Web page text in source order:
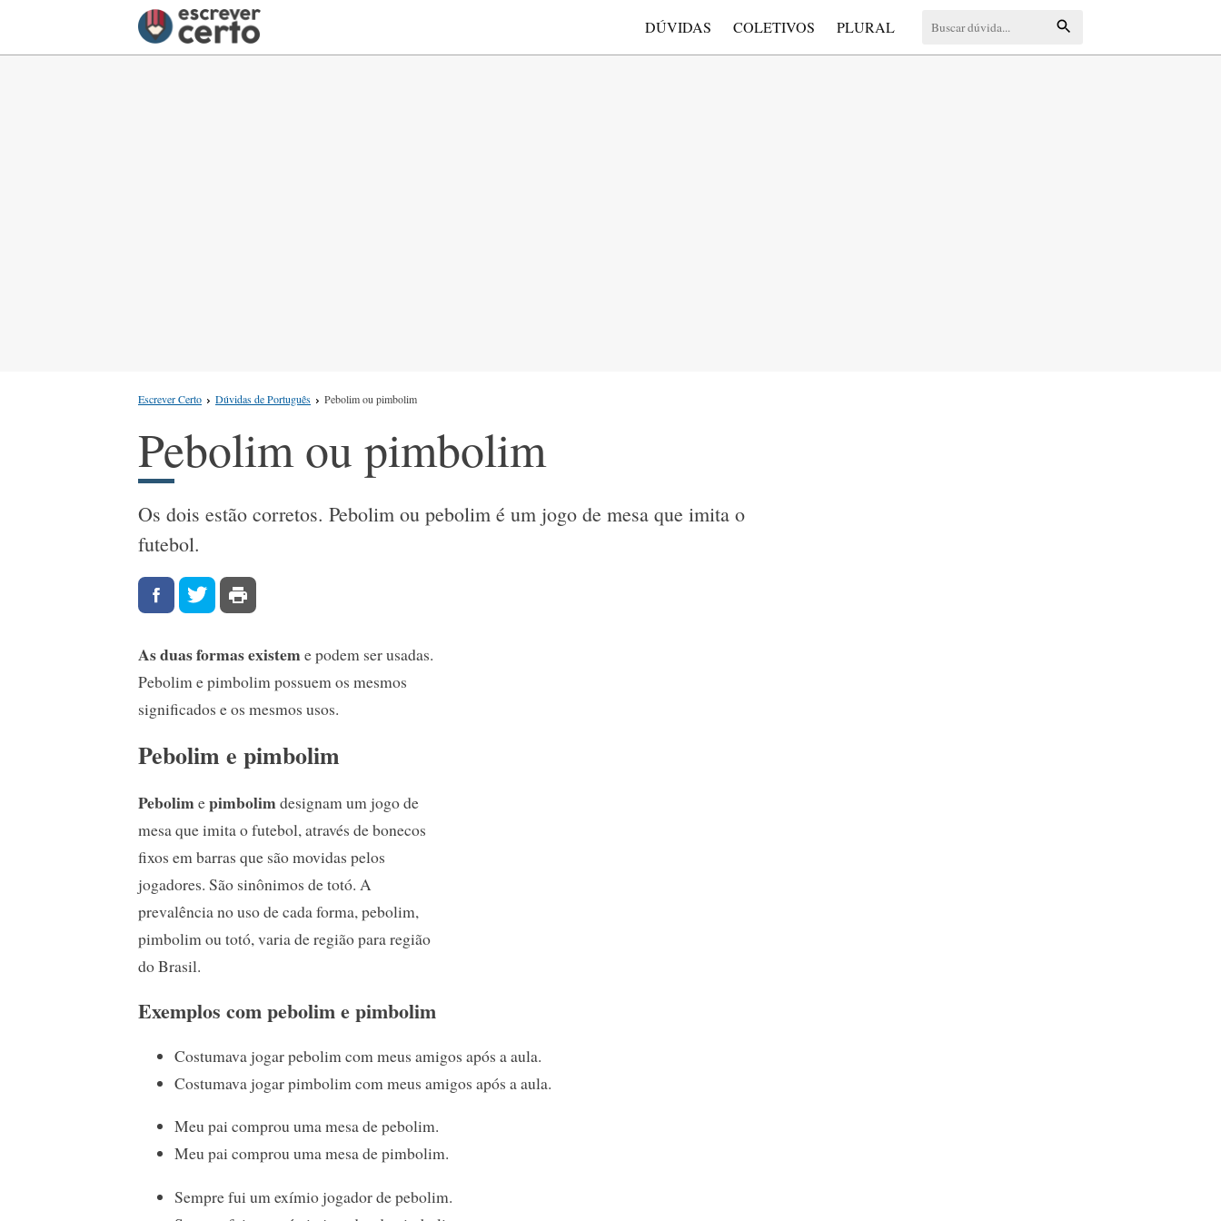
DÚVIDAS COLETIVOS PLURAL
Escrever Certo Dúvidas de Português Pebolim ou pimbolim
Pebolim ou pimbolim
Os dois estão corretos. Pebolim ou pebolim é um jogo de mesa que imita o
futebol.
As duas formas existeme podem ser usadas.
Pebolim e pimbolim possuem os mesmos
significados e os mesmos usos.
Pebolim e pimbolim
Pebolimepimbolimdesignam um jogo de
mesa que imita o futebol, através de bonecos
fixos em barras que são movidas pelos
jogadores. São sinônimos de totó. A
prevalência no uso de cada forma, pebolim,
pimbolim ou totó, varia de região para região
do Brasil.
Exemplos com pebolim e pimbolim
Costumava jogar pebolim com meus amigos após a aula.
Costumava jogar pimbolim com meus amigos após a aula.
Meu pai comprou uma mesa de pebolim.
Meu pai comprou uma mesa de pimbolim.
Sempre fui um exímio jogador de pebolim.